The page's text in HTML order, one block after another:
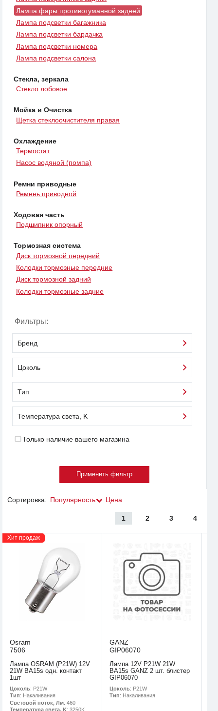
Лампа фары противотуманной задней
Лампа подсветки багажника
Лампа подсветки бардачка
Лампа подсветки номера
Лампа подсветки салона
Стекла, зеркала
Стекло лобовое
Мойка и Очистка
Щетка стеклоочистителя правая
Охлаждение
Термостат
Насос водяной (помпа)
Ремни приводные
Ремень приводной
Ходовая часть
Подшипник опорный
Тормозная система
Диск тормозной передний
Колодки тормозные передние
Диск тормозной задний
Колодки тормозные задние
Фильтры:
Бренд
Цоколь
Тип
Температура света, K
Только наличие вашего магазина
Сортировка: Популярность Цена
1 2 3 4
Хит продаж
Osram
7506
Лампа OSRAM (P21W) 12V
21W BA15s одн. контакт
1шт
Цоколь: P21W
Тип: Накаливания
Световой поток, Лм: 460
Температура света, K: 3250K
GANZ
GIP06070
Лампа 12V P21W 21W
BA15s GANZ 2 шт. блистер
GIP06070
Цоколь: P21W
Тип: Накаливания